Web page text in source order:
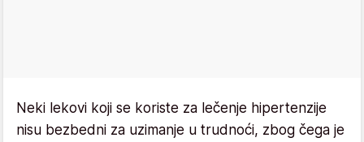
Neki lekovi koji se koriste za lečenje hipertenzije
nisu bezbedni za uzimanje u trudnoći, zbog čega je